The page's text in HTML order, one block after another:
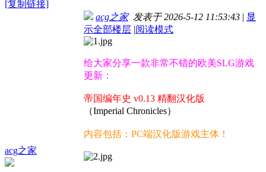
[复制链接]
acg之家
acg之家发表于 2026-5-12 11:53:43 | 显
示全部楼层 |阅读模式
给大家分享一款非常不错的欧美SLG游戏
更新：
帝国编年史 v0.13 精翻汉化版
（Imperial Chronicles）
内容包括：PC端汉化版游戏主体！